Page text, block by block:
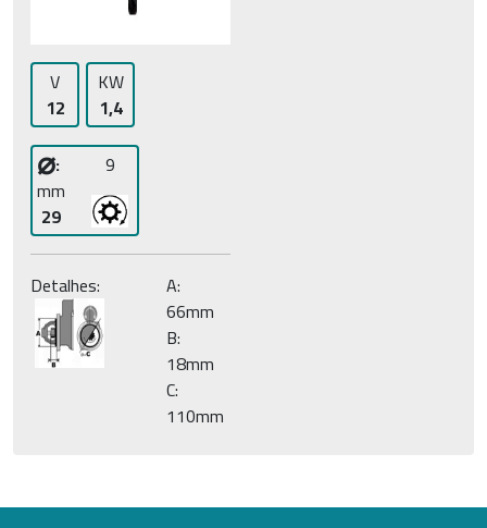
V
12
KW
1,4
⌀:
mm
29
9
Detalhes:
A:
66mm
B:
18mm
C:
110mm